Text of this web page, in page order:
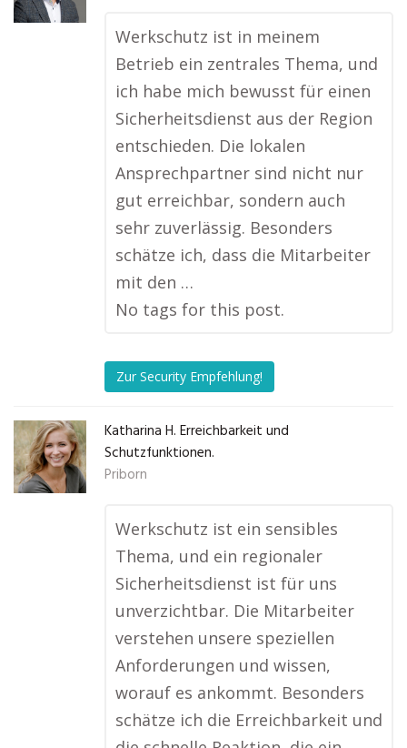
Werkschutz ist in meinem
Betrieb ein zentrales Thema, und
ich habe mich bewusst für einen
Sicherheitsdienst aus der Region
entschieden. Die lokalen
Ansprechpartner sind nicht nur
gut erreichbar, sondern auch
sehr zuverlässig. Besonders
schätze ich, dass die Mitarbeiter
mit den …
No tags for this post.
Zur Security Empfehlung!
Katharina H. Erreichbarkeit und
Schutzfunktionen.
Priborn
Werkschutz ist ein sensibles
Thema, und ein regionaler
Sicherheitsdienst ist für uns
unverzichtbar. Die Mitarbeiter
verstehen unsere speziellen
Anforderungen und wissen,
worauf es ankommt. Besonders
schätze ich die Erreichbarkeit und